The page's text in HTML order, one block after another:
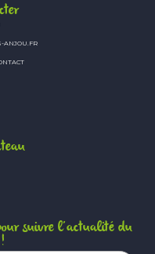
ANJOU.FR
suivre l’actualité du